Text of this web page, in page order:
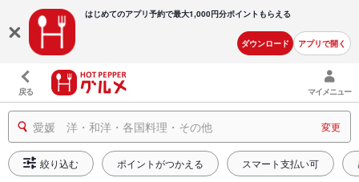
はじめてのアプリ予約で最大1,000円分ポイントもらえる
ダウンロード アプリで開く
戻る マイメニュー
愛媛 洋・和洋・各国料理・その他 変更
絞り込む ポイントがつかえる スマート支払い可